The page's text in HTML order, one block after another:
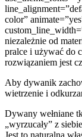
color”
niezależnie od
pralce i używać do
rozwiązaniem jest
Aby dywanik
wietrzenie i
Dywany wełniane
„wyrzucały” z
Jest to naturalna